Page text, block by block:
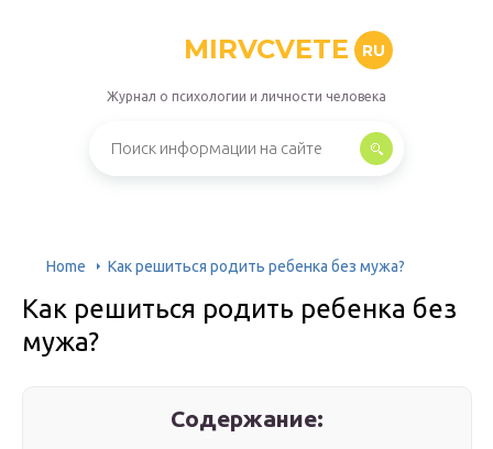
MIRVCVETE RU
Журнал о психологии и личности человека
Home Как решиться родить ребенка без мужа?
Как решиться родить ребенка без
мужа?
Содержание: